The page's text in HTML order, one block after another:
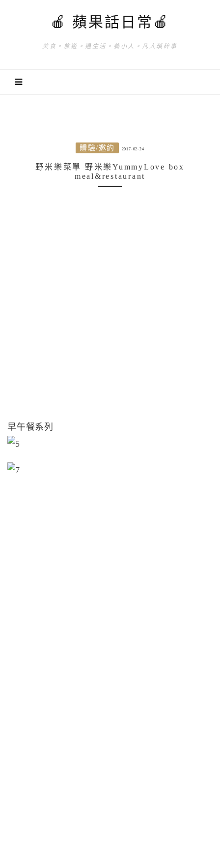
🍎 蘋果話日常🍎
美食。旅遊。過生活。養小人。凡人瑣碎事
體驗/邀約 2017-02-24
野米樂菜單 野米樂YummyLove box
meal&restaurant
早午餐系列